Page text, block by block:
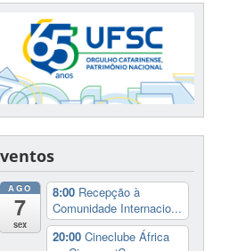
AGO
7
sex
8:00 Recepção à
Comunidade Internacio...
20:00 Cineclube África